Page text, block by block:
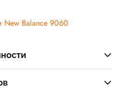
New Balance 9060